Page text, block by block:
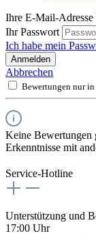
Ihre E-Mail-Adresse
Ihr Passwort
Ich habe mein
Anmelden
Abbrechen
Bewertungen nur in
Keine Bewertungen
Erkenntnisse mit
Service-Hotline
Unterstützung und
17:00 Uhr